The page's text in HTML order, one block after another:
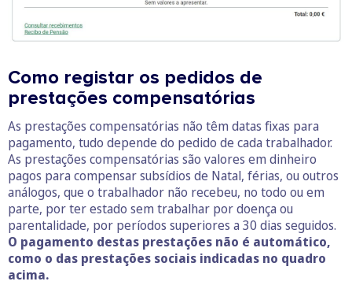
Como registar os pedidos de
prestações compensatórias
As prestações compensatórias não têm datas fixas para
pagamento, tudo depende do pedido de cada trabalhador.
As prestações compensatórias são valores em dinheiro
pagos para compensar subsídios de Natal, férias, ou outros
análogos, que o trabalhador não recebeu, no todo ou em
parte, por ter estado sem trabalhar por doença ou
parentalidade, por períodos superiores a 30 dias seguidos.
O pagamento destas prestações não é automático,
como o das prestações sociais indicadas no quadro
acima.